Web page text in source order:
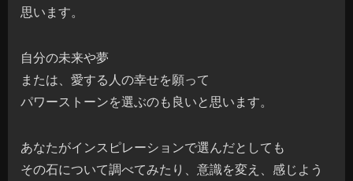
思います。
自分の未来や夢
または、愛する人の幸せを願って
パワーストーンを選ぶのも良いと思います。
あなたがインスピレーションで選んだとしても
その石について調べてみたり、意識を変え、感じよう